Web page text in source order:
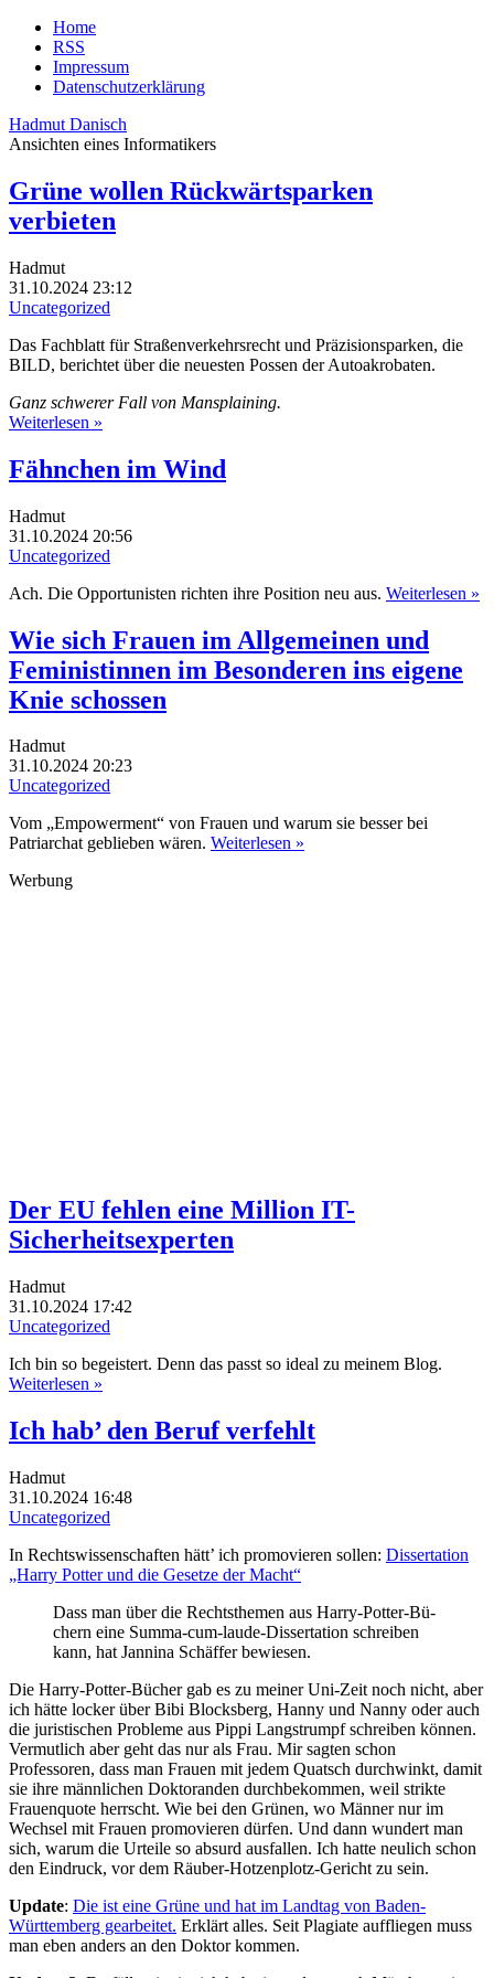
Home
RSS
Impressum
Datenschutzerklärung
Hadmut Danisch
Ansichten eines Informatikers
Grüne wollen Rückwärtsparken
verbieten
Hadmut
31.10.2024 23:12
Uncategorized
Das Fachblatt für Straßenverkehrsrecht und Präzisionsparken, die
BILD, berichtet über die neuesten Possen der Autoakrobaten.
Ganz schwerer Fall von Mansplaining.
Weiterlesen »
Fähnchen im Wind
Hadmut
31.10.2024 20:56
Uncategorized
Ach. Die Opportunisten richten ihre Position neu aus. Weiterlesen »
Wie sich Frauen im Allgemeinen und
Feministinnen im Besonderen ins eigene
Knie schossen
Hadmut
31.10.2024 20:23
Uncategorized
Vom „Empowerment“ von Frauen und warum sie besser bei
Patriarchat geblieben wären. Weiterlesen »
Werbung
Der EU fehlen eine Million IT-
Sicherheitsexperten
Hadmut
31.10.2024 17:42
Uncategorized
Ich bin so begeistert. Denn das passt so ideal zu meinem Blog.
Weiterlesen »
Ich hab’ den Beruf verfehlt
Hadmut
31.10.2024 16:48
Uncategorized
In Rechtswissenschaften hätt’ ich promovieren sollen: Dissertation
„Harry Potter und die Gesetze der Macht“
Dass man über die Rechts­the­men aus Harry-Pot­ter-Bü­
chern eine Summa-cum-laude-Dis­ser­ta­ti­on schrei­ben
kann, hat Jan­ni­na Sch­äf­fer be­wie­sen.
Die Harry-Potter-Bücher gab es zu meiner Uni-Zeit noch nicht, aber
ich hätte locker über Bibi Blocksberg, Hanny und Nanny oder auch
die juristischen Probleme aus Pippi Langstrumpf schreiben können.
Vermutlich aber geht das nur als Frau. Mir sagten schon
Professoren, dass man Frauen mit jedem Quatsch durchwinkt, damit
sie ihre männlichen Doktoranden durchbekommen, weil strikte
Frauenquote herrscht. Wie bei den Grünen, wo Männer nur im
Wechsel mit Frauen promovieren dürfen. Und dann wundert man
sich, warum die Urteile so absurd ausfallen. Ich hatte neulich schon
den Eindruck, vor dem Räuber-Hotzenplotz-Gericht zu sein.
Update: Die ist eine Grüne und hat im Landtag von Baden-
Württemberg gearbeitet. Erklärt alles. Seit Plagiate auffliegen muss
man eben anders an den Doktor kommen.